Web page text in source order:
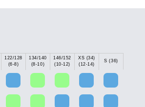
122/128
(6-8)
134/140
(8-10)
146/152
(10-12)
XS (34)
(12-14)
S (36)